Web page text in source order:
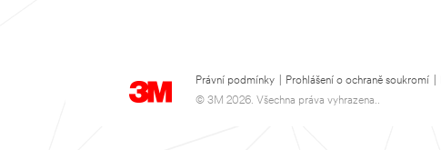
Právní podmínky Prohlášení o ochraně soukromí
© 3M 2026. Všechna práva vyhrazena..